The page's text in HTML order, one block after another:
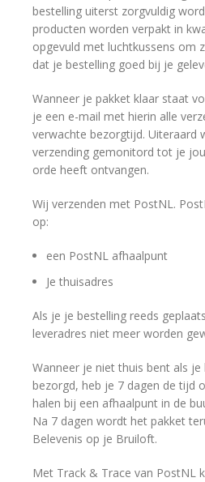
bestelling uiterst zorgvuldig
producten worden verpakt in
opgevuld met luchtkussens om
dat je bestelling goed bij je
Wanneer je pakket klaar staat
je een e-mail met hierin alle
verwachte bezorgtijd. Uiteraard
verzending gemonitord tot je
orde heeft ontvangen.
Wij verzenden met PostNL.
op:
een PostNL afhaalpunt
Je thuisadres
Als je je bestelling reeds
leveradres niet meer worden
Wanneer je niet thuis bent als
bezorgd, heb je 7 dagen de tijd
halen bij een afhaalpunt in de
Na 7 dagen wordt het pakket
Belevenis op je Bruiloft.
Met Track & Trace van PostNL